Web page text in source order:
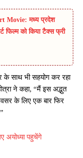
Movie: मध्य प्रदेश
फिल्म को किया टैक्स फ्री
के साथ भी सहयोग कर रहा
​​ने कहा, “मैं इस अद्भुत
के लिए एक बार फिर
अयोध्या पहुचेंगे